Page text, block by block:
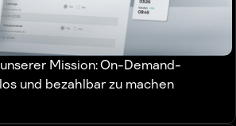
Mission: On-Demand-
und bezahlbar zu machen